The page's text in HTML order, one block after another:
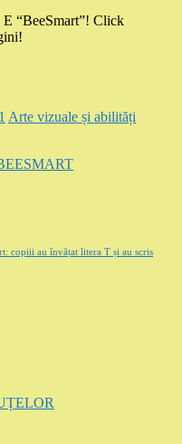
“BeeSmart”! Click
Arte vizuale și abilități
copiii au învățat litera T și au scris